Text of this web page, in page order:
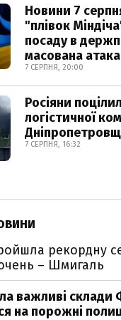
Новини 7
"плівок
посаду в
масована
7 СЕРПНЯ, 20:00
Росіяни
логістичної
7 СЕРПНЯ, 16:32
рекордну
– Шмигаль
важливі склади
на порожні